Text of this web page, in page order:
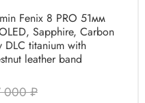
Fenix 8 PRO 51мм
Sapphire, Carbon
DLC titanium with
leather band
000 ₽